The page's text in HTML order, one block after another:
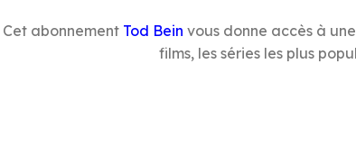
Cet abonnement Tod Bein vous donne accès à
films, les séries les plus